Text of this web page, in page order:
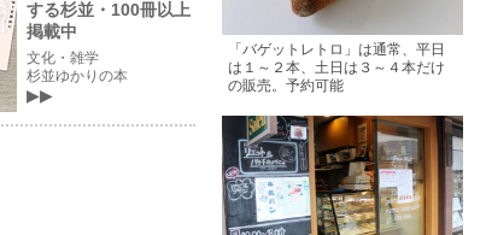
する杉並・100冊以上
掲載中
文化・雑学
杉並ゆかりの本
「バゲットレトロ」は通常、平日
は１～２本、土日は３～４本だけ
の販売。予約可能